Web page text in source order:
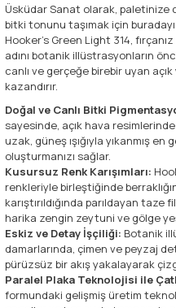
Üsküdar Sanat olarak, paletinize
bitki tonunu taşımak için
Hooker's Green Light 314,
adını botanik illüstrasyonların
canlı ve gerçeğe birebir uyan
kazandırır.
Doğal ve Canlı Bitki
sayesinde, açık hava
uzak, güneş ışığıyla yıkanmış
oluşturmanızı sağlar.
Kusursuz Renk Karışımları:
renkleriyle birleştiğinde
karıştırıldığında parıldayan
harika zengin zeytuni ve gölge
Eskiz ve Detay İşçiliği: Botanik
damarlarında, çimen ve peyzaj
pürüzsüz bir akış yakalayarak
Paralel Plaka Teknolojisi ile
formundaki gelişmiş üretim